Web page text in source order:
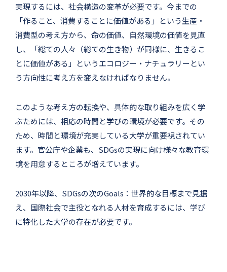
実現するには、社会構造の変革が必要です。今までの
「作ること、消費することに価値がある」という生産・
消費型の考え方から、命の価値、自然環境の価値を見直
し、「総ての人々（総ての生き物）が同様に、生きるこ
とに価値がある」というエコロジー・ナチュラリーとい
う方向性に考え方を変えなければなりません。
このような考え方の転換や、具体的な取り組みを広く学
ぶためには、相応の時間と学びの環境が必要です。その
ため、時間と環境が充実している大学が重要視されてい
ます。官公庁や企業も、SDGsの実現に向け様々な教育環
境を用意するところが増えています。
2030年以降、SDGsの次のGoals：世界的な目標まで見据
え、国際社会で主役となれる人材を育成するには、学び
に特化した大学の存在が必要です。